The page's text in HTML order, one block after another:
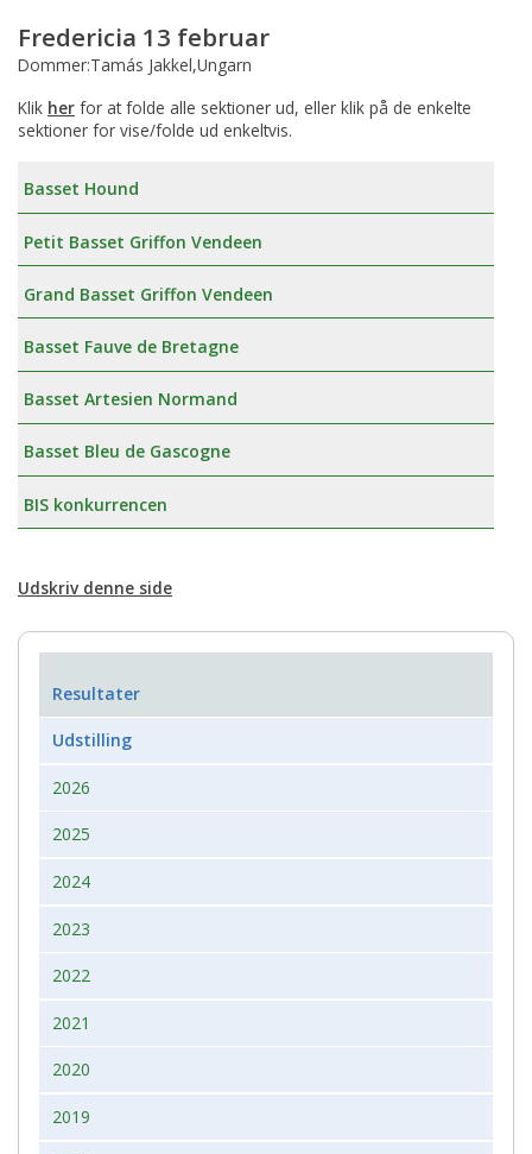
Fredericia 13 februar
Dommer:Tamás Jakkel,Ungarn
Klik her for at folde alle sektioner ud, eller klik på de enkelte
sektioner for vise/folde ud enkeltvis.
Basset Hound
Petit Basset Griffon Vendeen
Grand Basset Griffon Vendeen
Basset Fauve de Bretagne
Basset Artesien Normand
Basset Bleu de Gascogne
BIS konkurrencen
Udskriv denne side
Resultater
Udstilling
2026
2025
2024
2023
2022
2021
2020
2019